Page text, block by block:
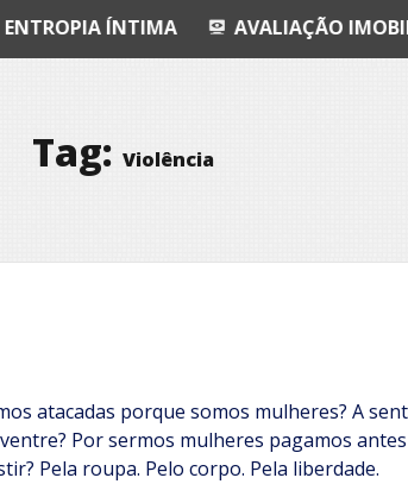
AVALIAÇÃO IMOBILIÁRIA DO
Tag: Violência
atacadas porque somos mulheres? A
Por sermos mulheres pagamos
Pela roupa. Pelo corpo. Pela liberdade.